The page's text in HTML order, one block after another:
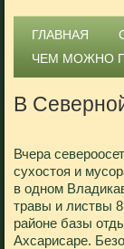
ГЛАВНАЯ
ЧЕМ МОЖНО
В
Вчера
сухостоя и
в одном
травы и листвы
районе базы
Ахсарисаре.